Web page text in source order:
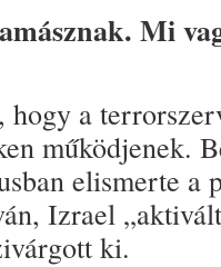
Mi
hogy a
működjenek.
elismerte a
Izrael
ki.